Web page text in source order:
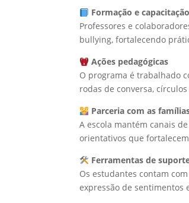
Formação e capacitação
Professores e
bullying, fortalecendo
Ações pedagógicas
O programa é trabalhado
rodas de conversa,
Parceria com as
A escola mantém canais
orientativos que
Ferramentas de
Os estudantes contam
expressão de sentimentos